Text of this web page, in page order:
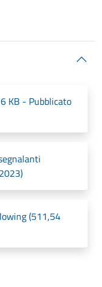
KB - Pubblicato
(511,54